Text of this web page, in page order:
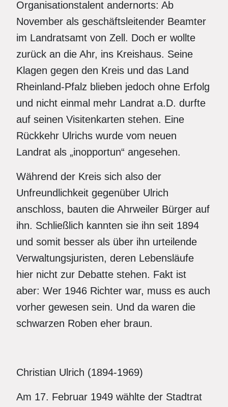
Organisationstalent andernorts: Ab
November als geschäftsleitender Beamter
im Landratsamt von Zell. Doch er wollte
zurück an die Ahr, ins Kreishaus. Seine
Klagen gegen den Kreis und das Land
Rheinland-Pfalz blieben jedoch ohne Erfolg
und nicht einmal mehr Landrat a.D. durfte
auf seinen Visitenkarten stehen. Eine
Rückkehr Ulrichs wurde vom neuen
Landrat als „inopportun“ angesehen.
Während der Kreis sich also der
Unfreundlichkeit gegenüber Ulrich
anschloss, bauten die Ahrweiler Bürger auf
ihn. Schließlich kannten sie ihn seit 1894
und somit besser als über ihn urteilende
Verwaltungsjuristen, deren Lebensläufe
hier nicht zur Debatte stehen. Fakt ist
aber: Wer 1946 Richter war, muss es auch
vorher gewesen sein. Und da waren die
schwarzen Roben eher braun.
Christian Ulrich (1894-1969)
Am 17. Februar 1949 wählte der Stadtrat